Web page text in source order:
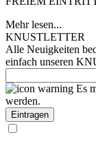
Mehr lesen...
KNUSTLETTER
Alle Neuigkeiten
einfach unseren
Es
werden.